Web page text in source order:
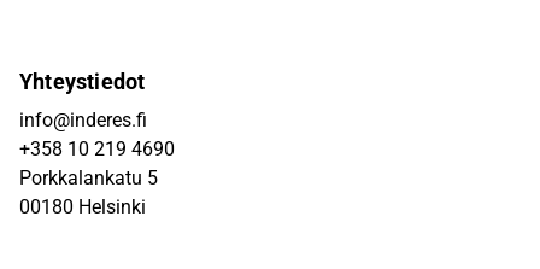
Yhteystiedot
info@inderes.fi
+358 10 219 4690
Porkkalankatu 5
00180 Helsinki